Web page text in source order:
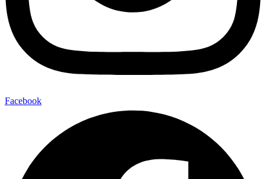
Facebook